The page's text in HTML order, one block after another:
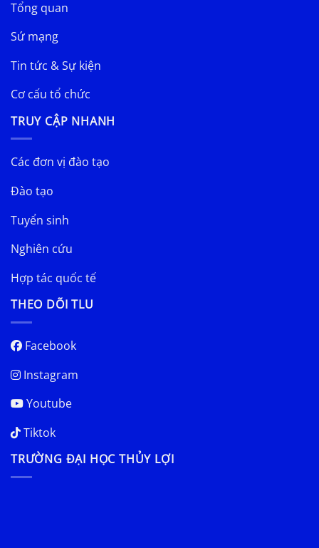
Tổng quan
Sứ mạng
Tin tức & Sự kiện
Cơ cấu tổ chức
TRUY CẬP NHANH
Các đơn vị đào tạo
Đào tạo
Tuyển sinh
Nghiên cứu
Hợp tác quốc tế
THEO DÕI TLU
Facebook
Instagram
Youtube
Tiktok
TRƯỜNG ĐẠI HỌC THỦY LỢI